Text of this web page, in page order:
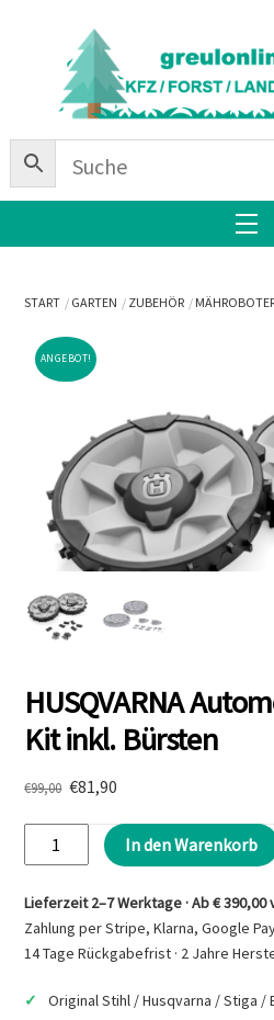
START GARTEN ZUBEHÖR
ANGEBOT!
HUSQVARNA
Kit inkl. Bürsten
€99,00 Ursprünglicher
€99,00
€81,90
ist:
€81,90.
HUSQVARNA
Automower
Offroad
Kit
inkl.
Menge
In den Warenkorb
Lieferzeit 2–7 Werktage · Ab €
Zahlung per Stripe, Klarna, Google
14 Tage Rückgabefrist · 2 Jahre
Original Stihl / Husqvarna / Stiga /
To
Top